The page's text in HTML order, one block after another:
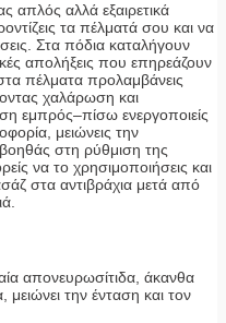
απλός αλλά εξαιρετικά
τα πέλματά σου και να
Στα πόδια καταλήγουν
απολήξεις που επηρεάζουν
πέλματα προλαμβάνεις
χαλάρωση και
εμπρός–πίσω ενεργοποιείς
μειώνεις την
στη ρύθμιση της
να το χρησιμοποιήσεις και
στα αντιβράχια μετά από
απονευρωσίτιδα, άκανθα
την ένταση και τον